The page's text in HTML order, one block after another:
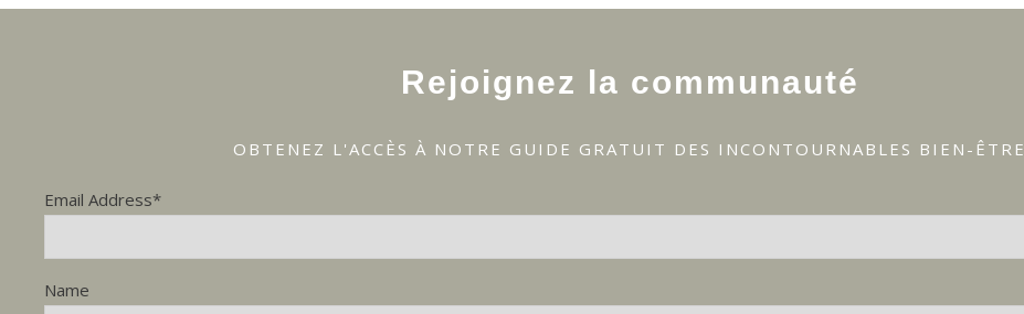
Rejoignez la communauté
OBTENEZ L'ACCÈS À NOTRE GUIDE GRATUIT DES INCONTOURNABLES BIEN-ÊTRE
Email Address*
Name